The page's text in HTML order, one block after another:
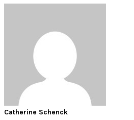
Catherine Schenck